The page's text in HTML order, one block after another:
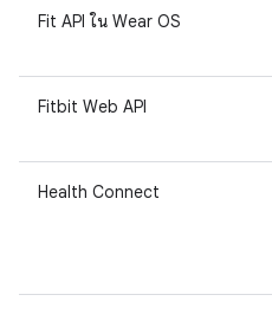
Fit API ใน Wear OS
Fitbit Web API
Health Connect